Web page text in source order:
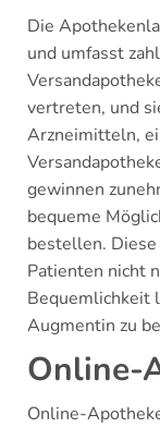
Die
und umfasst
vertreten, und
Arzneimitteln,
gewinnen
bequeme
bestellen.
Patienten nicht
Bequemlichkeit
Augmentin zu
Online-
Online-